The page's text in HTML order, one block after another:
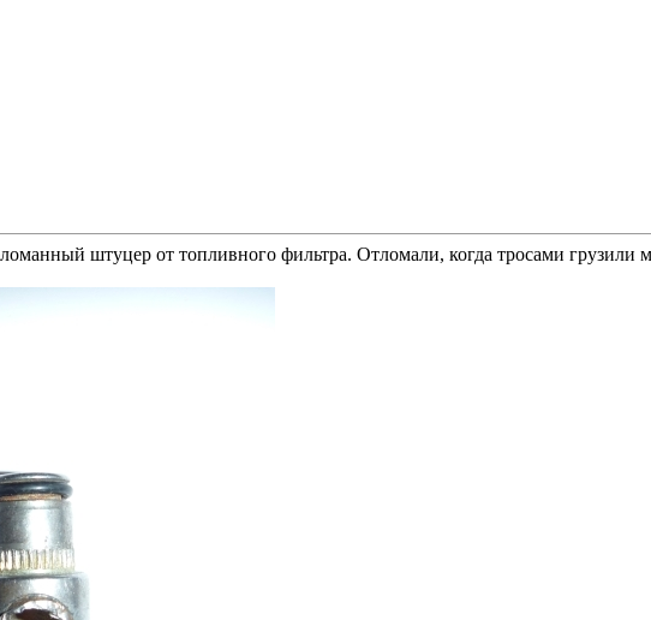
штуцер от топливного фильтра. Отломали, когда тросами грузили